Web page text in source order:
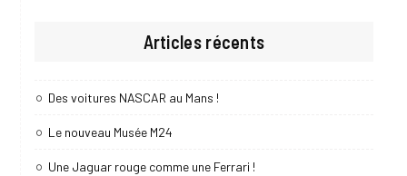
Articles récents
Des voitures NASCAR au Mans !
Le nouveau Musée M24
Une Jaguar rouge comme une Ferrari !